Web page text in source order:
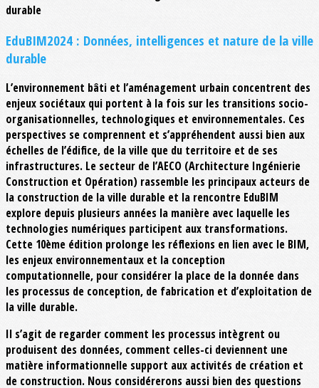
EduBIM2024 : Données, intelligences et nature de la ville
durable
L’environnement bâti et l’aménagement urbain concentrent des
enjeux sociétaux qui portent à la fois sur les transitions socio-
organisationnelles, technologiques et environnementales. Ces
perspectives se comprennent et s’appréhendent aussi bien aux
échelles de l’édifice, de la ville que du territoire et de ses
infrastructures. Le secteur de l’AECO (Architecture Ingénierie
Construction et Opération) rassemble les principaux acteurs de
la construction de la ville durable et la rencontre EduBIM
explore depuis plusieurs années la manière avec laquelle les
technologies numériques participent aux transformations.
Cette 10ème édition prolonge les réflexions en lien avec le BIM,
les enjeux environnementaux et la conception
computationnelle, pour considérer la place de la donnée dans
les processus de conception, de fabrication et d’exploitation de
la ville durable.
Il s’agit de regarder comment les processus intègrent ou
produisent des données, comment celles-ci deviennent une
matière informationnelle support aux activités de création et
de construction. Nous considérerons aussi bien des questions